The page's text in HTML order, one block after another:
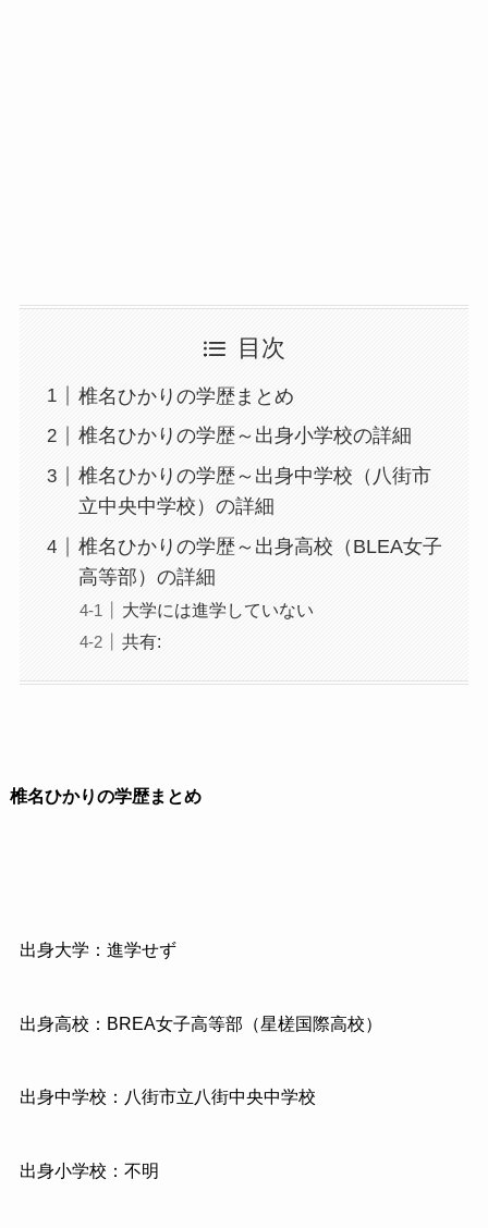
目次
椎名ひかりの学歴まとめ
椎名ひかりの学歴～出身小学校の詳細
椎名ひかりの学歴～出身中学校（八街市
立中央中学校）の詳細
椎名ひかりの学歴～出身高校（BLEA女子
高等部）の詳細
大学には進学していない
共有:
椎名ひかりの学歴まとめ
出身大学：進学せず
出身高校：BREA女子高等部（星槎国際高校）
出身中学校：八街市立八街中央中学校
出身小学校：不明